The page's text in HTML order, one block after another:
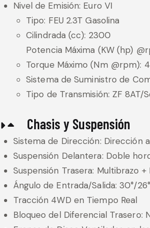
Nivel de Emisión: Euro VI
Tipo: FEU 2.3T Gasolina
Cilindrada (cc): 2300
Potencia Máxima (KW (hp)
Torque Máximo (Nm @rpm):
Sistema de Suministro de
Tipo de Transmisión: ZF 8AT/
Chasis y Suspensión
Sistema de Dirección: Dirección
Suspensión Delantera: Doble
Suspensión Trasera: Multibrazo
Ángulo de Entrada/Salida: 30°/26°
Tracción 4WD en Tiempo Real
Bloqueo del Diferencial Trasero: